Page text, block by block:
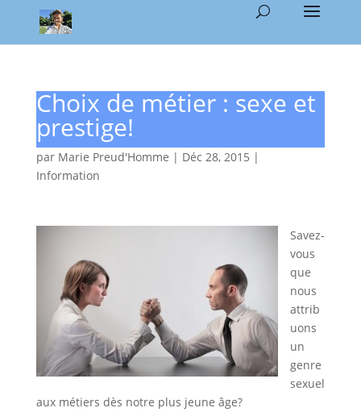
Choix de métier : sexe et
prestige!
par Marie Preud'Homme | Déc 28, 2015 |
Information
Savez-
vous
que
nous
attrib
uons
un
genre
sexuel
aux métiers dès notre plus jeune âge?